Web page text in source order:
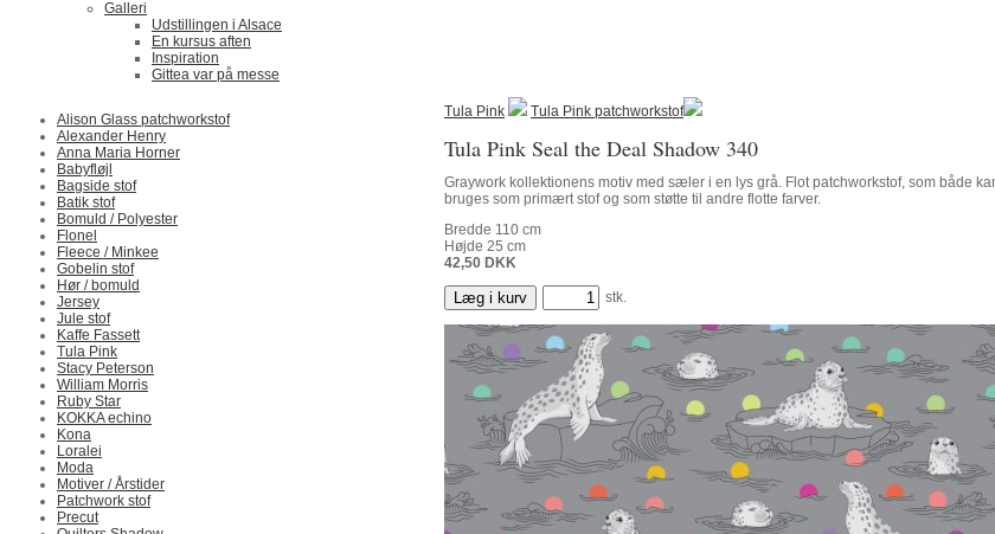
Galleri
Udstillingen i Alsace
En kursus aften
Inspiration
Gittea var på messe
Alison Glass patchworkstof
Alexander Henry
Anna Maria Horner
Babyfløjl
Bagside stof
Batik stof
Bomuld / Polyester
Flonel
Fleece / Minkee
Gobelin stof
Hør / bomuld
Jersey
Jule stof
Kaffe Fassett
Tula Pink
Stacy Peterson
William Morris
Ruby Star
KOKKA echino
Kona
Loralei
Moda
Motiver / Årstider
Patchwork stof
Precut
Tula Pink Tula Pink patchworkstof
Tula Pink Seal the Deal Shadow 340
Graywork kollektionens motiv med sæler i en lys grå. Flot patchworkstof, som både
bruges som primært stof og som støtte til andre flotte farver.
Bredde 110 cm
Højde 25 cm
42,50 DKK
Læg i kurv stk.